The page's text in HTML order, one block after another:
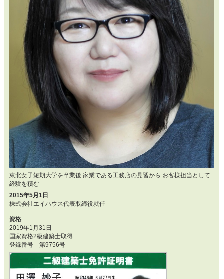
東北女子短期大学を卒業後 家業である工務店の見習から お客様担当として
経験を積む
2015年5月1日
株式会社エイハウス代表取締役就任
資格
2019年1月31日
国家資格2級建築士取得
登録番号 第9756号